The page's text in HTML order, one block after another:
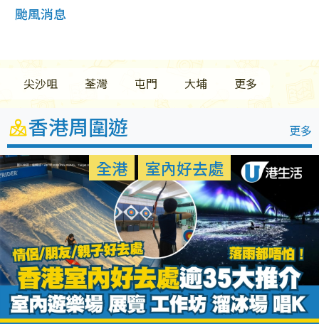
颱風消息
尖沙咀 荃灣 屯門 大埔 更多
香港周圍遊 更多
多區 室內好去處